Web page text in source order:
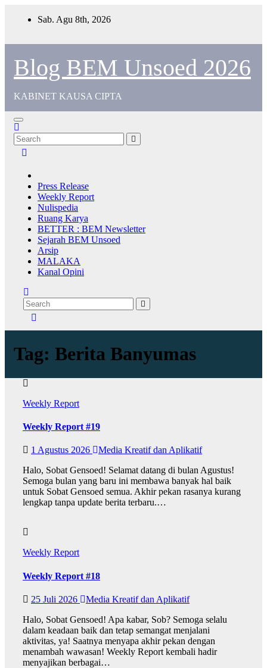
Sab. Agu 8th, 2026
Blog BEM Unsoed 2026
KABINET KAUSA CIPTA
Press Release
Weekly Report
Nulispedia
Ruang Karya
BETTER : BEM Newsletter
Sejarah BEM Unsoed
Arsip
MALAKA
Kanal Opini
Tag: Berita Banyumas
Weekly Report
Weekly Report #19
1 Agustus 2026
Media Kreatif dan Aplikatif
Halo, Sobat Gensoed! Selamat datang di bulan Agustus!
Semoga bulan yang baru ini membawa banyak hal baik
untuk Sobat Gensoed semua. Akhir pekan rasanya kurang
lengkap tanpa update berita terbaru.…
Weekly Report
Weekly Report #18
25 Juli 2026
Media Kreatif dan Aplikatif
Halo, Sobat Gensoed! Apa kabar, Sob? Semoga selalu
dalam keadaan baik dan tetap semangat menjalani
aktivitas, ya! Saatnya menyapa akhir pekan dengan
menambah wawasan! Weekly Report kembali hadir
menyajikan berbagai…